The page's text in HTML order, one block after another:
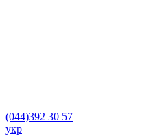
(044)392 30 57
укр